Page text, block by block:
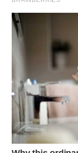
TOBA
WN
LANGKAT
TAPANULI
SELATAN
WN